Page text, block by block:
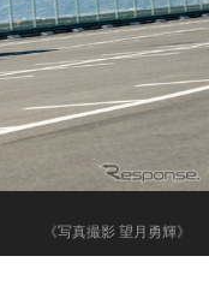
《写真撮影 望月勇輝》